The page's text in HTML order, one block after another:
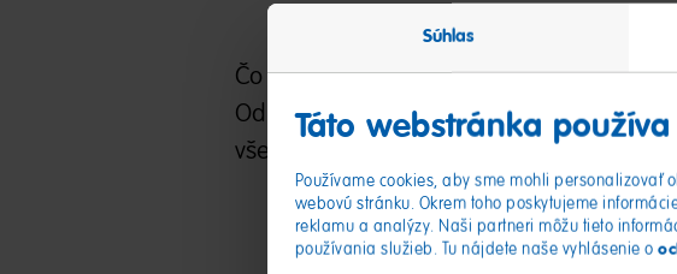
Súhlas
Táto webstránka
Používame cookies, aby sme mohli
webovú stránku. Okrem toho poskytujeme
reklamu a analýzy. Naši partneri môžu tieto
používania služieb. Tu nájdete naše vyhlásenie o
Čo by to bol za Halloween bez správnej
Od topperov na koláčiky až po kúzelnú
všetkým malým aj dospelým príšerám tú